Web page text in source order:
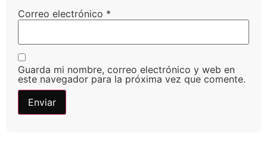
Correo electrónico *
Guarda mi nombre, correo electrónico y web en
este navegador para la próxima vez que comente.